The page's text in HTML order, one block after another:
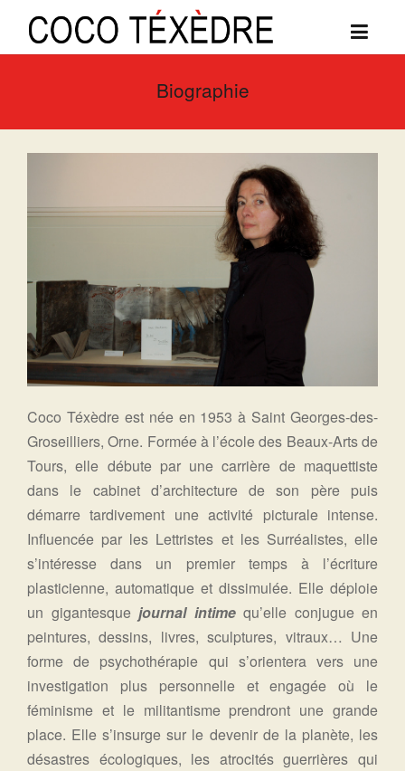
Biographie
Coco Téxèdre est née en 1953 à Saint Georges-des-
Groseilliers, Orne. Formée à l’école des Beaux-Arts de
Tours, elle débute par une carrière de maquettiste
dans le cabinet d’architecture de son père puis
démarre tardivement une activité picturale intense.
Influencée par les Lettristes et les Surréalistes, elle
s’intéresse dans un premier temps à l’écriture
plasticienne, automatique et dissimulée. Elle déploie
un gigantesque journal intimequ’elle conjugue en
peintures, dessins, livres, sculptures, vitraux… Une
forme de psychothérapie qui s’orientera vers une
investigation plus personnelle et engagée où le
féminisme et le militantisme prendront une grande
place. Elle s’insurge sur le devenir de la planète, les
désastres écologiques, les atrocités guerrières qui